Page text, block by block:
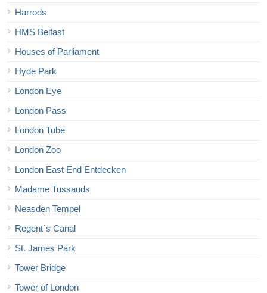
Harrods
HMS Belfast
Houses of Parliament
Hyde Park
London Eye
London Pass
London Tube
London Zoo
London East End Entdecken
Madame Tussauds
Neasden Tempel
Regent´s Canal
St. James Park
Tower Bridge
Tower of London